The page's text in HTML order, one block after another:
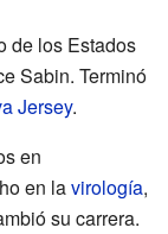
de los Estados
Sabin. Terminó
Jersey.
en
en lavirología,
su carrera.